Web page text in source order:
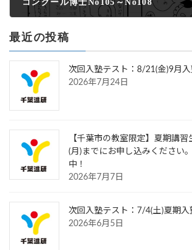
コンクール博士No105～No108
最近の投稿
次回入塾テスト：8/21(金)9月
2026年7月24日
【千葉市の教室限定】夏期講習
(月)までにお申し込みください
中！
2026年7月7日
次回入塾テスト：7/4(土)夏期入
2026年6月5日